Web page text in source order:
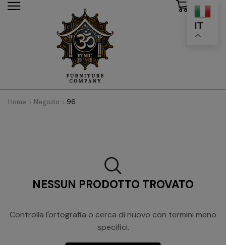
IT
Home Negozio 96
NESSUN PRODOTTO TROVATO
Controlla l'ortografia o cerca di nuovo con termini meno
specifici.